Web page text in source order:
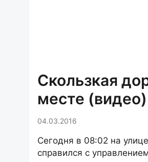
Скользкая
месте (видео)
04.03.2016
Сегодня в 08:02 на
справился с